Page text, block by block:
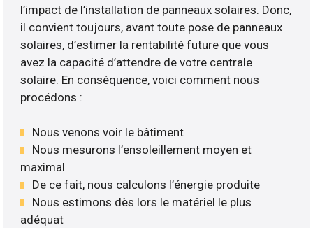
l’impact de l’installation de panneaux solaires. Donc,
il convient toujours, avant toute pose de panneaux
solaires, d’estimer la rentabilité future que vous
avez la capacité d’attendre de votre centrale
solaire. En conséquence, voici comment nous
procédons :
Nous venons voir le bâtiment
Nous mesurons l’ensoleillement moyen et
maximal
De ce fait, nous calculons l’énergie produite
Nous estimons dès lors le matériel le plus
adéquat